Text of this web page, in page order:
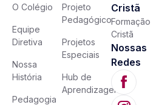
O Colégio
Equipe
Diretiva
Nossa
História
Pedagogia
Projeto
Pedagógico
Projetos
Especiais
Hub de
Aprendizagem
Cristã
Formação
Cristã
Nossas
Redes